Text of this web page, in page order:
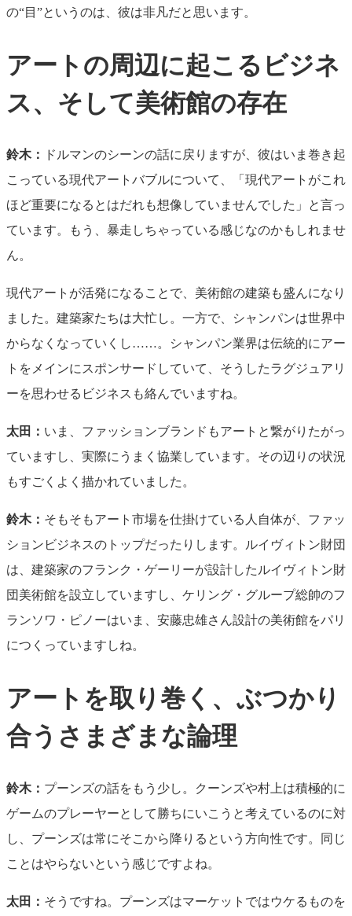
の“目”というのは、彼は非凡だと思います。
アートの周辺に起こるビジネ
ス、そして美術館の存在
鈴木：
ドルマンのシーンの話に戻りますが、彼はいま巻き起
こっている現代アートバブルについて、「現代アートがこれ
ほど重要になるとはだれも想像していませんでした」と言っ
ています。もう、暴走しちゃっている感じなのかもしれませ
ん。
現代アートが活発になることで、美術館の建築も盛んになり
ました。建築家たちは大忙し。一方で、シャンパンは世界中
からなくなっていくし……。シャンパン業界は伝統的にアー
トをメインにスポンサードしていて、そうしたラグジュアリ
ーを思わせるビジネスも絡んでいますね。
太田： いま、ファッションブランドもアートと繋がりたがっ
ていますし、実際にうまく協業しています。その辺りの状況
もすごくよく描かれていました。
鈴木： そもそもアート市場を仕掛けている人自体が、ファッ
ションビジネスのトップだったりします。ルイヴィトン財団
は、建築家のフランク・ゲーリーが設計したルイヴィトン財
団美術館を設立していますし、ケリング・グループ総帥のフ
ランソワ・ピノーはいま、安藤忠雄さん設計の美術館をパリ
につくっていますしね。
アートを取り巻く、ぶつかり
合うさまざまな論理
鈴木： プーンズの話をもう少し。クーンズや村上は積極的に
ゲームのプレーヤーとして勝ちにいこうと考えているのに対
し、プーンズは常にそこから降りるという方向性です。同じ
ことはやらないという感じですよね。
太田： そうですね。プーンズはマーケットではウケるものを